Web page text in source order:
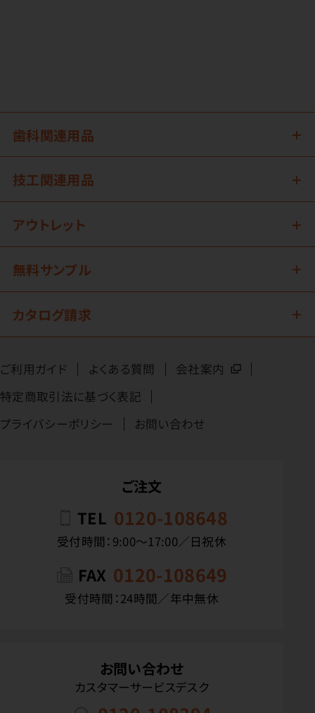
歯科関連用品
技工関連用品
アウトレット
無料サンプル
カタログ請求
ご利用ガイド よくある質問
会社案内
特定商取引法に基づく表記
プライバシーポリシー
お問い合わせ
ご注文
TEL 0120-108648
受付時間：9:00〜17:00／日祝休
FAX 0120-108649
受付時間：24時間／年中無休
お問い合わせ
カスタマーサービスデスク